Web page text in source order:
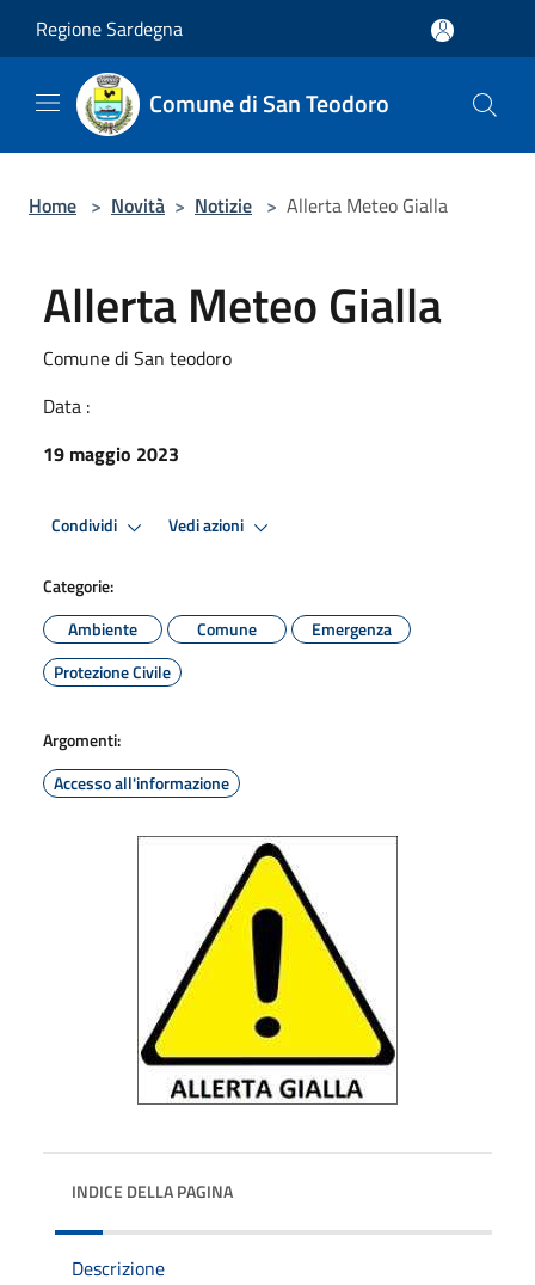
Regione Sardegna
Comune di San Teodoro
Home > Novità > Notizie > Allerta Meteo Gialla
Allerta Meteo Gialla
Comune di San teodoro
Data :
19 maggio 2023
Condividi Vedi azioni
Categorie:
Ambiente
Comune
Emergenza
Protezione Civile
Argomenti:
Accesso all'informazione
INDICE DELLA PAGINA
Descrizione